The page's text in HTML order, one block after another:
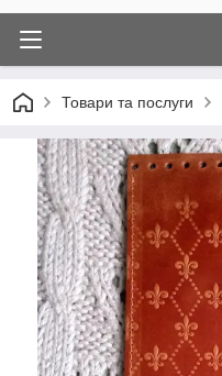
Товари та послуги